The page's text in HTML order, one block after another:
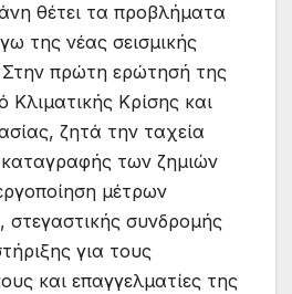
θέτει τα προβλήματα
της νέας σεισμικής
πρώτη ερώτησή της
Κρίσης και
ζητά την ταχεία
των ζημιών
μέτρων
στεγαστικής συνδρομής
για τους
και επαγγελματίες της